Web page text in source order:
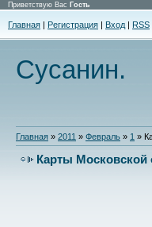
Приветствую Вас Гость
Главная | Регистрация | Вход | RSS
Сусанин.
Главная » 2011 » Февраль » 1 »
Карты Московской